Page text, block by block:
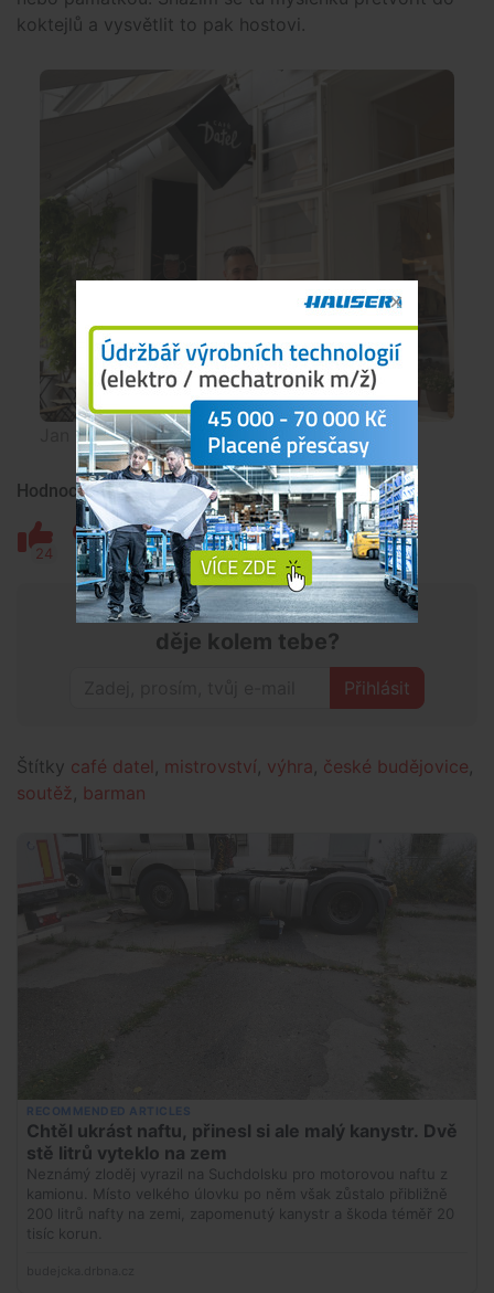
koktejlů a vysvětlit to pak hostovi.
Jan Lukas již plánuje nový podnik.
Hodnocení článku
24 6
Chceš mít přehled o tom, co se
děje kolem tebe?
Přihlásit
Štítky café datel , mistrovství, výhra, české budějovice,
soutěž, barman